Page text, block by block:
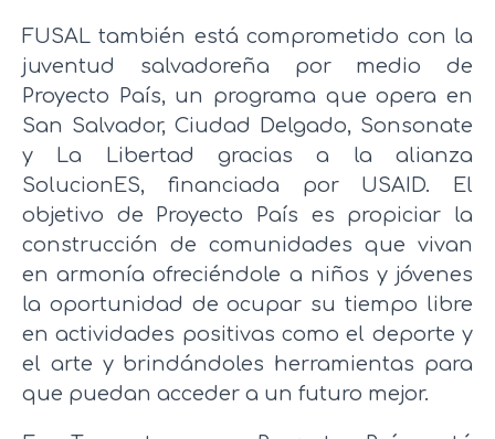
FUSAL también está comprometido con la
juventud salvadoreña por medio de
Proyecto País, un programa que opera en
San Salvador, Ciudad Delgado, Sonsonate
y La Libertad gracias a la alianza
SolucionES, financiada por USAID. El
objetivo de Proyecto País es propiciar la
construcción de comunidades que vivan
en armonía ofreciéndole a niños y jóvenes
la oportunidad de ocupar su tiempo libre
en actividades positivas como el deporte y
el arte y brindándoles herramientas para
que puedan acceder a un futuro mejor.